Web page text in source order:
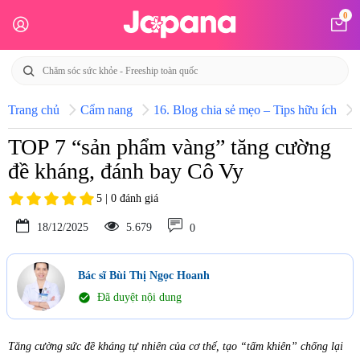
0
Trang chủ Cẩm nang 16. Blog chia sẻ mẹo – Tips hữu ích
TOP 7 “sản phẩm vàng” tăng cường
đề kháng, đánh bay Cô Vy
5 | 0 đánh giá
18/12/2025 5.679 0
Bác sĩ Bùi Thị Ngọc Hoanh
check_circle Đã duyệt nội dung
Tăng cường sức đề kháng tự nhiên của cơ thể, tạo “tấm khiên” chống lại